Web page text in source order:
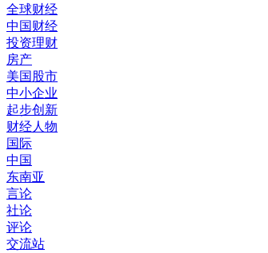
全球财经
中国财经
投资理财
房产
美国股市
中小企业
起步创新
财经人物
国际
中国
东南亚
言论
社论
评论
交流站